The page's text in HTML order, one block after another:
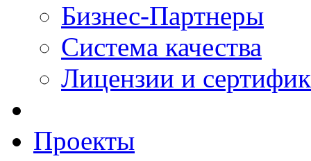
Бизнес-Партнеры
Система качества
Лицензии и
Проекты